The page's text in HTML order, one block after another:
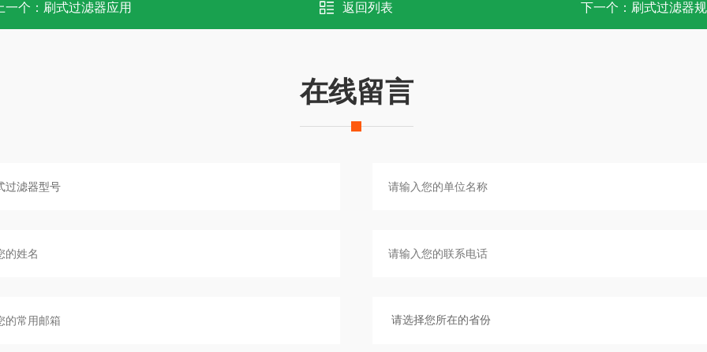
一个： 刷式过滤器应用 返回列表 下一个： 刷式过滤器
在线留言